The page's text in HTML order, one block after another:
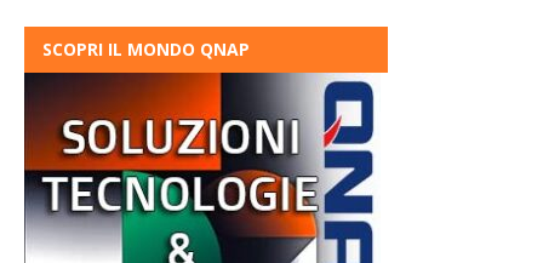
SCOPRI IL MONDO QNAP